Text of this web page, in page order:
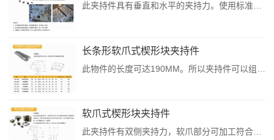
此夹持件具有垂直和水平的夹持力。使用标准沉头螺丝和O型环。一共五种规格和三种形式工具钢锐面适用于重切削，钝面及黄铜则是防止夹损工件精巧形测向夹持件来源：克莱普已经过安全软件检测无毒，请您放心下载。...
长条形软爪式楔形块夹持件
软爪式楔形块夹持件
此夹持件有双侧夹持力，软爪部分可加工符合所需求的形状，方便做其他特殊应用。内附定位板用来加工软爪时固定夹持件。有五种规格可供选择，也可搭配油压缸一起使用。注:定位板仅使用在加工软爪上。软爪加工后定位板需取下软爪式楔形夹持件来源：克莱普已经过安全软件检测无毒，请您放心下载。...